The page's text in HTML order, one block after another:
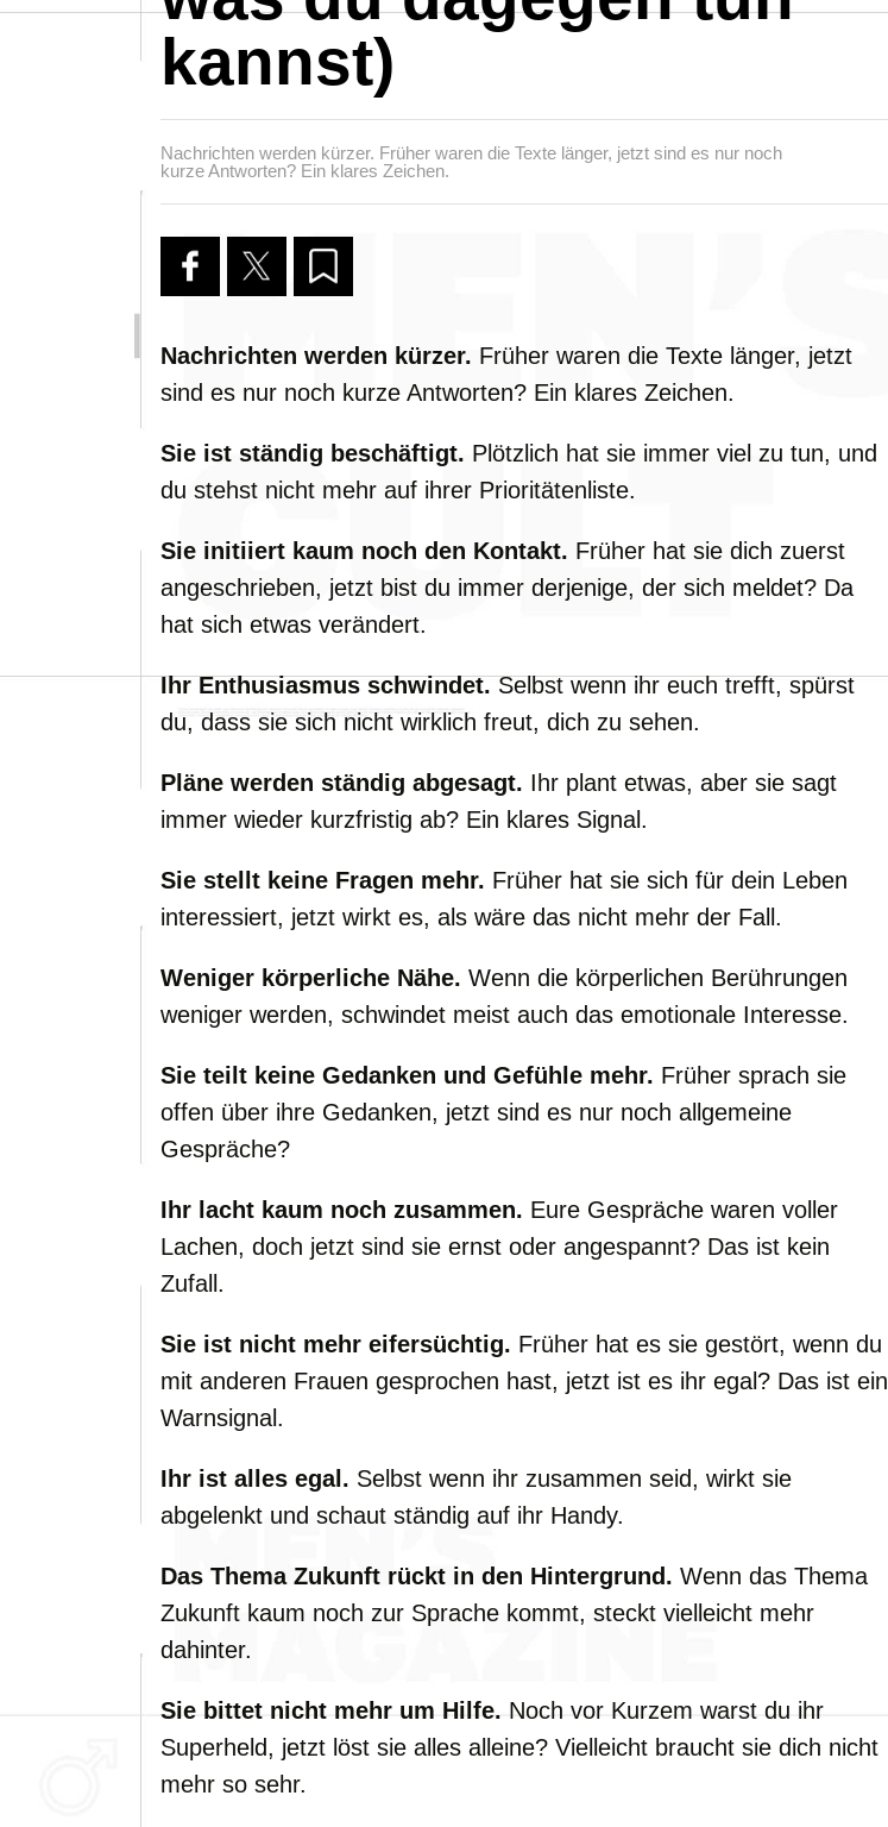
kannst)
Nachrichten werden kürzer. Früher waren die Texte länger, jetzt sind es nur noch
kurze Antworten? Ein klares Zeichen.
Nachrichten werden kürzer. Früher waren die Texte länger, jetzt
sind es nur noch kurze Antworten? Ein klares Zeichen.
Sie ist ständig beschäftigt. Plötzlich hat sie immer viel zu tun, und
du stehst nicht mehr auf ihrer Prioritätenliste.
Sie initiiert kaum noch den Kontakt. Früher hat sie dich zuerst
angeschrieben, jetzt bist du immer derjenige, der sich meldet? Da
hat sich etwas verändert.
Ihr Enthusiasmus schwindet.Selbst wenn ihr euch trefft, spürst
du, dass sie sich nicht wirklich freut, dich zu sehen.
Pläne werden ständig abgesagt. Ihr plant etwas, aber sie sagt
immer wieder kurzfristig ab? Ein klares Signal.
Sie stellt keine Fragen mehr. Früher hat sie sich für dein Leben
interessiert, jetzt wirkt es, als wäre das nicht mehr der Fall.
Weniger körperliche Nähe. Wenn die körperlichen Berührungen
weniger werden, schwindet meist auch das emotionale Interesse.
Sie teilt keine Gedanken und Gefühle mehr. Früher sprach sie
offen über ihre Gedanken, jetzt sind es nur noch allgemeine
Gespräche?
Ihr lacht kaum noch zusammen. Eure Gespräche waren voller
Lachen, doch jetzt sind sie ernst oder angespannt? Das ist kein
Zufall.
Sie ist nicht mehr eifersüchtig. Früher hat es sie gestört, wenn du
mit anderen Frauen gesprochen hast, jetzt ist es ihr egal? Das ist ein
Warnsignal.
Ihr ist alles egal. Selbst wenn ihr zusammen seid, wirkt sie
abgelenkt und schaut ständig auf ihr Handy.
Das Thema Zukunft rückt in den Hintergrund. Wenn das Thema
Zukunft kaum noch zur Sprache kommt, steckt vielleicht mehr
dahinter.
Sie bittet nicht mehr um Hilfe. Noch vor Kurzem warst du ihr
Superheld, jetzt löst sie alles alleine? Vielleicht braucht sie dich nicht
mehr so sehr.